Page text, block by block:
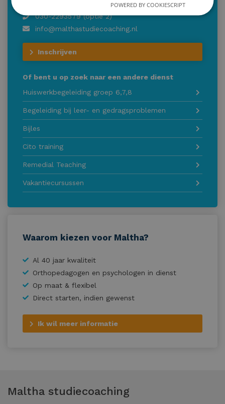
030-2293579 (optie 2)
info@malthastudiecoaching.nl
Inschrijven
Of bent u op zoek naar een andere dienst
Huiswerkbegeleiding groep 6,7,8
Begeleiding bij leer- en gedragsproblemen
Bijles
Cito training
Remedial Teaching
Vakantiecursussen
Waarom kiezen voor Maltha?
Al 40 jaar kwaliteit
Orthopedagogen en psychologen in dienst
Op maat & flexibel
Direct starten, indien gewenst
Ik wil meer informatie
Maltha studiecoaching
POWERED BY COOKIESCRIPT